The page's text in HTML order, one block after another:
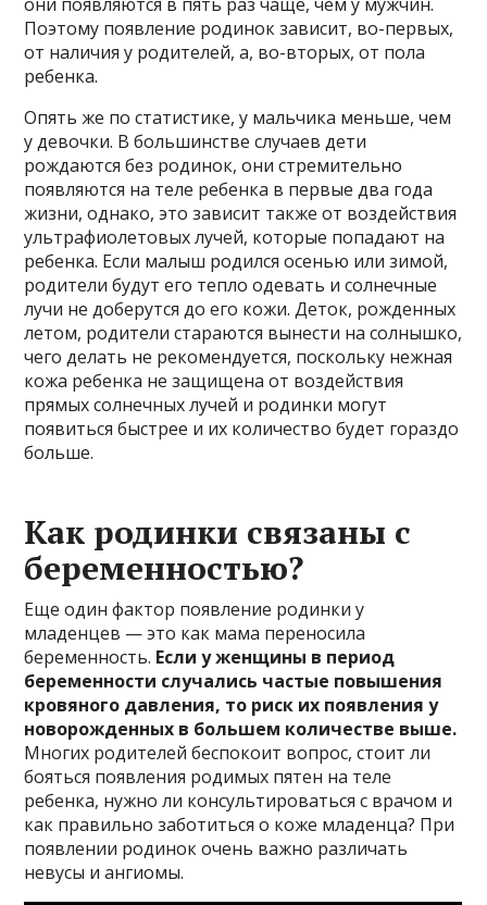
они появляются в пять раз чаще, чем у мужчин.
Поэтому появление родинок зависит, во-первых,
от наличия у родителей, а, во-вторых, от пола
ребенка.
Опять же по статистике, у мальчика меньше, чем
у девочки. В большинстве случаев дети
рождаются без родинок, они стремительно
появляются на теле ребенка в первые два года
жизни, однако, это зависит также от воздействия
ультрафиолетовых лучей, которые попадают на
ребенка. Если малыш родился осенью или зимой,
родители будут его тепло одевать и солнечные
лучи не доберутся до его кожи. Деток, рожденных
летом, родители стараются вынести на солнышко,
чего делать не рекомендуется, поскольку нежная
кожа ребенка не защищена от воздействия
прямых солнечных лучей и родинки могут
появиться быстрее и их количество будет гораздо
больше.
Как родинки связаны с
беременностью?
Еще один фактор появление родинки у
младенцев — это как мама переносила
беременность. Если у женщины в период
беременности случались частые повышения
кровяного давления, то риск их появления у
новорожденных в большем количестве выше.
Многих родителей беспокоит вопрос, стоит ли
бояться появления родимых пятен на теле
ребенка, нужно ли консультироваться с врачом и
как правильно заботиться о коже младенца? При
появлении родинок очень важно различать
невусы и ангиомы.